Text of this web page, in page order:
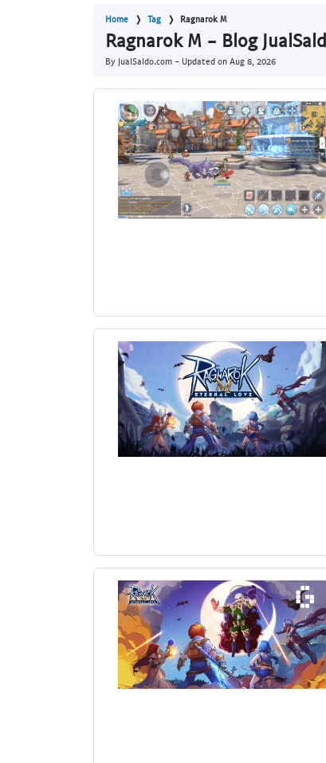
Home Tag Ragnarok M
Ragnarok M - Blog
By JualSaldo.com - Updated on Aug 8, 2026